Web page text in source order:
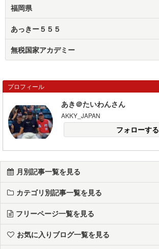
福岡県
あっきー５５５
無税国家アカデミー
プロフィール
あき＠たいわんさん
AKKY_JAPAN
フォローする
月別記事一覧を見る
カテゴリ別記事一覧を見る
フリーページ一覧を見る
お気に入りブログ一覧を見る